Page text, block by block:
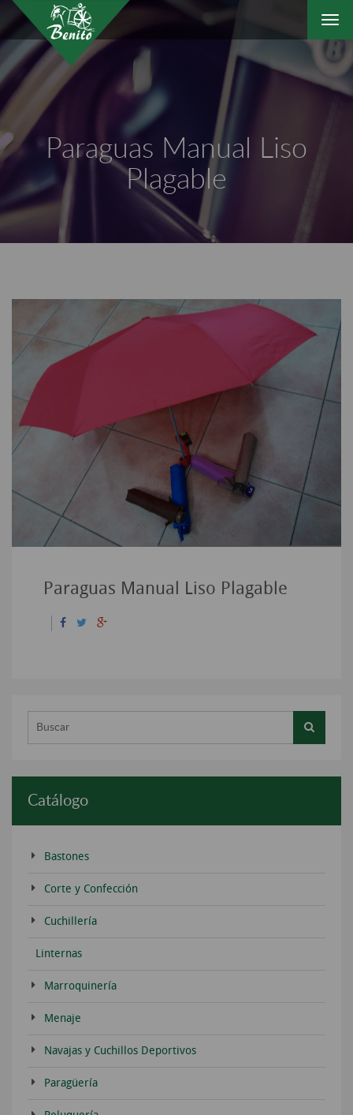
Paraguas Manual Liso
Plagable
Paraguas Manual Liso Plagable
Catálogo
Bastones
Corte y Confección
Cuchillería
Linternas
Marroquinería
Menaje
Navajas y Cuchillos Deportivos
Paragüería